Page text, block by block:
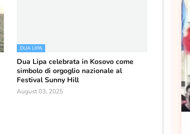
DUA LIPA
Dua Lipa celebrata in Kosovo come
simbolo di orgoglio nazionale al
Festival Sunny Hill
August 03, 2025